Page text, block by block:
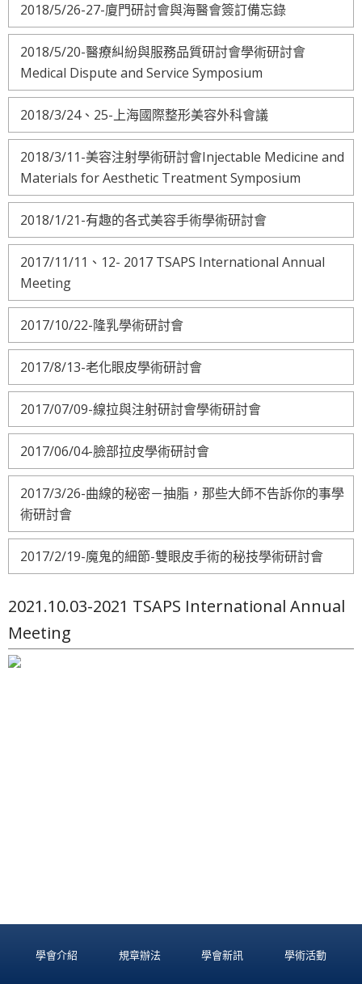
2018/5/26-27-廈門研討會與海醫會簽訂備忘錄
2018/5/20-醫療糾紛與服務品質研討會學術研討會
Medical Dispute and Service Symposium
2018/3/24、25-上海國際整形美容外科會議
2018/3/11-美容注射學術研討會Injectable Medicine and
Materials for Aesthetic Treatment Symposium
2018/1/21-有趣的各式美容手術學術研討會
2017/11/11、12- 2017 TSAPS International Annual
Meeting
2017/10/22-隆乳學術研討會
2017/8/13-老化眼皮學術研討會
2017/07/09-線拉與注射研討會學術研討會
2017/06/04-臉部拉皮學術研討會
2017/3/26-曲線的秘密－抽脂，那些大師不告訴你的事學
術研討會
2017/2/19-魔鬼的細節-雙眼皮手術的秘技學術研討會
2021.10.03-2021 TSAPS International Annual
Meeting
學會介紹 規章辦法 學會新訊 學術活動